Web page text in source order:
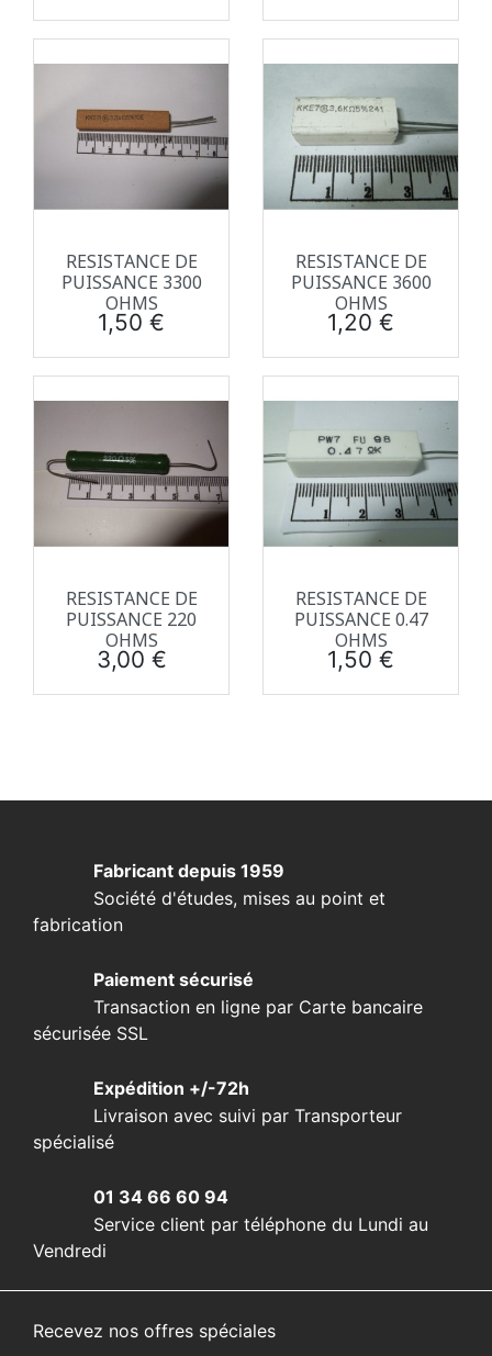
RESISTANCE DE
PUISSANCE 3300
OHMS
Prix
1,50 €
RESISTANCE DE
PUISSANCE 3600
OHMS
Prix
1,20 €
RESISTANCE DE
PUISSANCE 220
OHMS
Prix
3,00 €
RESISTANCE DE
PUISSANCE 0.47
OHMS
Prix
1,50 €
Fabricant depuis 1959
Société d'études, mises au point et
fabrication
Paiement sécurisé
Transaction en ligne par Carte bancaire
sécurisée SSL
Expédition +/-72h
Livraison avec suivi par Transporteur
spécialisé
01 34 66 60 94
Service client par téléphone du Lundi au
Vendredi
Recevez nos offres spéciales